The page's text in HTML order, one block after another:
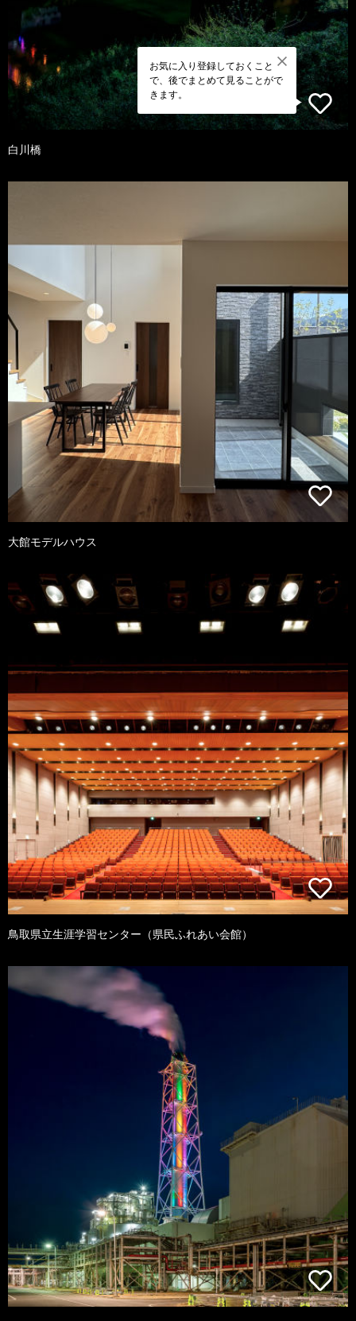
お気に入り登録しておくこと
で、後でまとめて見ることがで
きます。
白川橋
大館モデルハウス
鳥取県立生涯学習センター（県民ふれあい会館）